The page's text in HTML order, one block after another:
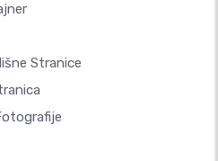
Stranice